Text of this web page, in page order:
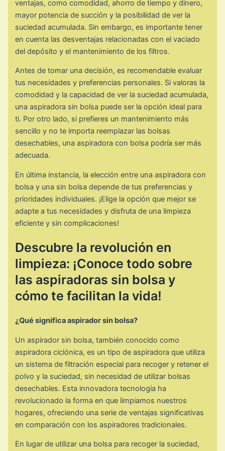
ventajas, como comodidad, ahorro de tiempo y dinero,
mayor potencia de succión y la posibilidad de ver la
suciedad acumulada. Sin embargo, es importante tener
en cuenta las desventajas relacionadas con el vaciado
del depósito y el mantenimiento de los filtros.
Antes de tomar una decisión, es recomendable evaluar
tus necesidades y preferencias personales. Si valoras la
comodidad y la capacidad de ver la suciedad acumulada,
una aspiradora sin bolsa puede ser la opción ideal para
ti. Por otro lado, si prefieres un mantenimiento más
sencillo y no te importa reemplazar las bolsas
desechables, una aspiradora con bolsa podría ser más
adecuada.
En última instancia, la elección entre una aspiradora con
bolsa y una sin bolsa depende de tus preferencias y
prioridades individuales. ¡Elige la opción que mejor se
adapte a tus necesidades y disfruta de una limpieza
eficiente y sin complicaciones!
Descubre la revolución en
limpieza: ¡Conoce todo sobre
las aspiradoras sin bolsa y
cómo te facilitan la vida!
¿Qué significa aspirador sin bolsa?
Un aspirador sin bolsa, también conocido como
aspiradora ciclónica, es un tipo de aspiradora que utiliza
un sistema de filtración especial para recoger y retener el
polvo y la suciedad, sin necesidad de utilizar bolsas
desechables. Esta innovadora tecnología ha
revolucionado la forma en que limpiamos nuestros
hogares, ofreciendo una serie de ventajas significativas
en comparación con los aspiradores tradicionales.
En lugar de utilizar una bolsa para recoger la suciedad,